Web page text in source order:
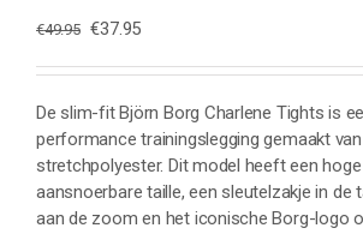
€49.95 Oorspronkelijke
was:
€49.95.
€37.95Huidige
is:
€37.95.
De slim-fit Björn Borg Charlene Tights is
performance trainingslegging gemaakt
stretchpolyester. Dit model heeft een hoge
aansnoerbare taille, een sleutelzakje in de
aan de zoom en het iconische Borg-logo